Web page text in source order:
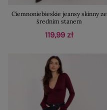
Ciemnoniebieskie jeansy skinny ze
średnim stanem
119,99 zł